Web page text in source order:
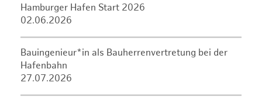
Hamburger Hafen Start 2026
02.06.2026
Bauingenieur*in als Bauherrenvertretung bei der
Hafenbahn
27.07.2026